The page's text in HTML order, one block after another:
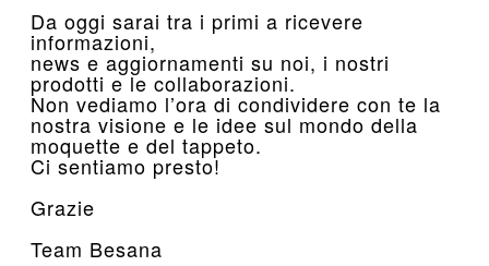
Da oggi sarai tra i primi a ricevere
informazioni,
news e aggiornamenti su noi, i nostri
prodotti e le collaborazioni.
Non vediamo l’ora di condividere con te la
nostra visione e le idee sul mondo della
moquette e del tappeto.
Ci sentiamo presto!
Grazie
Team Besana